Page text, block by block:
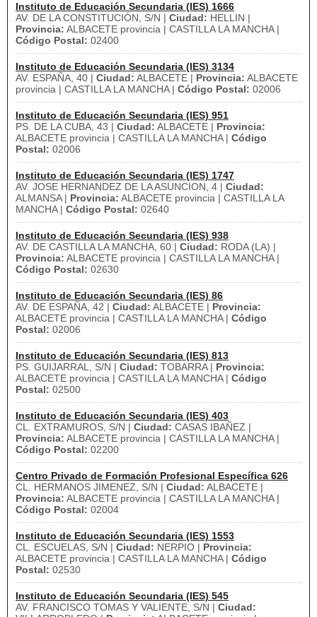
Instituto de Educación Secundaria (IES) 1666
AV. DE LA CONSTITUCIÓN, S/N | Ciudad: HELLIN |
Provincia: ALBACETE provincia | CASTILLA LA MANCHA |
Código Postal: 02400
Instituto de Educación Secundaria (IES) 3134
AV. ESPAÑA, 40 | Ciudad: ALBACETE | Provincia: ALBACETE
provincia | CASTILLA LA MANCHA | Código Postal: 02006
Instituto de Educación Secundaria (IES) 951
PS. DE LA CUBA, 43 | Ciudad: ALBACETE | Provincia:
ALBACETE provincia | CASTILLA LA MANCHA | Código
Postal: 02006
Instituto de Educación Secundaria (IES) 1747
AV. JOSE HERNANDEZ DE LA ASUNCION, 4 | Ciudad:
ALMANSA | Provincia: ALBACETE provincia | CASTILLA LA
MANCHA | Código Postal: 02640
Instituto de Educación Secundaria (IES) 938
AV. DE CASTILLA LA MANCHA, 60 | Ciudad: RODA (LA) |
Provincia: ALBACETE provincia | CASTILLA LA MANCHA |
Código Postal: 02630
Instituto de Educación Secundaria (IES) 86
AV. DE ESPAÑA, 42 | Ciudad: ALBACETE | Provincia:
ALBACETE provincia | CASTILLA LA MANCHA | Código
Postal: 02006
Instituto de Educación Secundaria (IES) 813
PS. GUIJARRAL, S/N | Ciudad: TOBARRA | Provincia:
ALBACETE provincia | CASTILLA LA MANCHA | Código
Postal: 02500
Instituto de Educación Secundaria (IES) 403
CL. EXTRAMUROS, S/N | Ciudad: CASAS IBAÑEZ |
Provincia: ALBACETE provincia | CASTILLA LA MANCHA |
Código Postal: 02200
Centro Privado de Formación Profesional Específica 626
CL. HERMANOS JIMENEZ, S/N | Ciudad: ALBACETE |
Provincia: ALBACETE provincia | CASTILLA LA MANCHA |
Código Postal: 02004
Instituto de Educación Secundaria (IES) 1553
CL. ESCUELAS, S/N | Ciudad: NERPIO | Provincia:
ALBACETE provincia | CASTILLA LA MANCHA | Código
Postal: 02530
Instituto de Educación Secundaria (IES) 545
AV. FRANCISCO TOMAS Y VALIENTE, S/N | Ciudad: